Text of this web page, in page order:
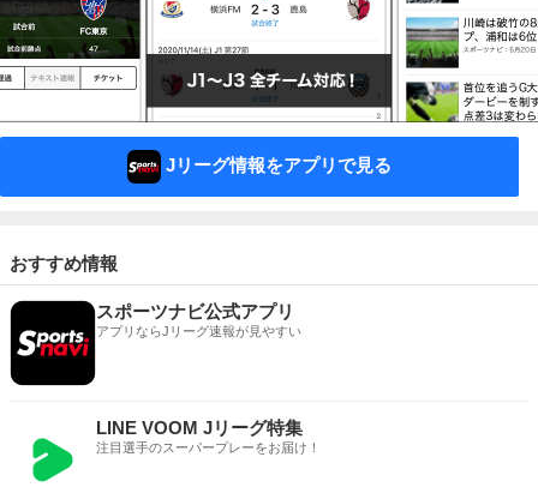
Jリーグ情報をアプリで見る
おすすめ情報
スポーツナビ公式アプリ
アプリならJリーグ速報が見やすい
LINE VOOM Jリーグ特集
注目選手のスーパープレーをお届け！